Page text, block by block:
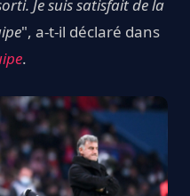
Je suis satisfait de la
", a-t-il déclaré dans
.